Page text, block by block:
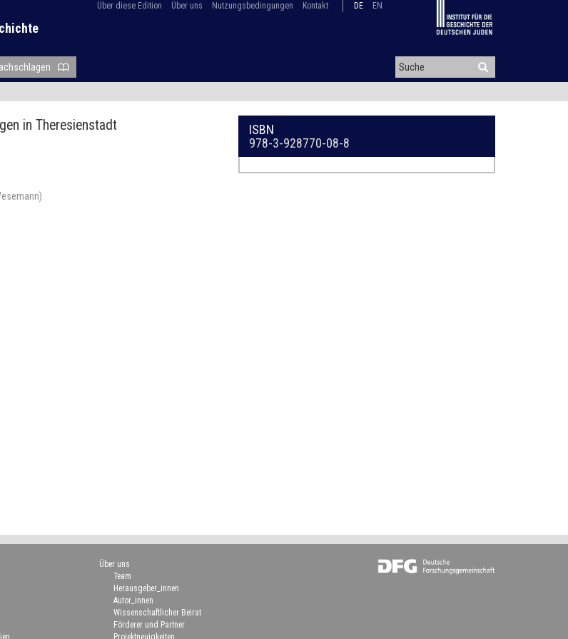
Über diese Edition Über uns Nutzungsbedingungen Kontakt DE EN
in Theresienstadt
ISBN
978-3-928770-08-8
Über uns
Team
Herausgeber_innen
Autor_innen
Wissenschaftlicher Beirat
Förderer und Partner
Projektneuigkeiten